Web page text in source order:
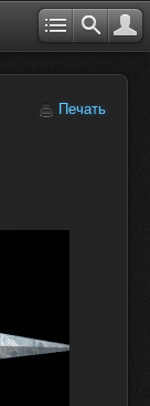
Печать